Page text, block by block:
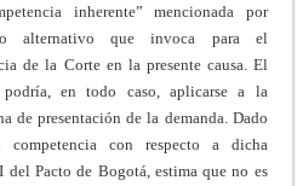
inherente” mencionada por
alternativo que invoca para el
de la Corte en la presente causa. El
en todo caso, aplicarse a la
de presentación de la demanda. Dado
con respecto a dicha
Pacto de Bogotá, estima que no es